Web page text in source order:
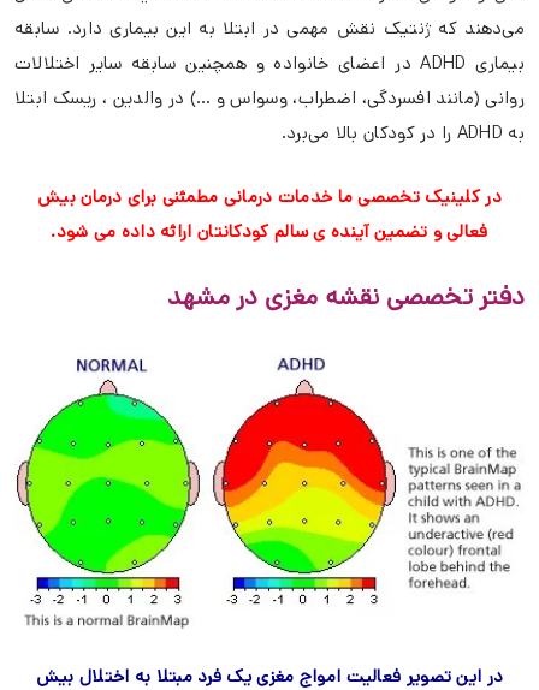
می‌دهند که ژنتیک نقش مهمی در ابتلا به این بیماری دارد. سابقه
بیماری ADHD در اعضای خانواده و همچنین سابقه سایر اختلالات
روانی (مانند افسردگی، اضطراب، وسواس و …) در والدین ، ریسک ابتلا
به ADHD را در کودکان بالا می‌برد.
در کلینیک تخصصی ما خدمات درمانی مطمئنی برای درمان بیش
فعالی و تضمین آینده ی سالم کودکانتان ارائه داده می شود.
دفتر تخصصی نقشه مغزی در مشهد
در این تصویر فعالیت امواج مغزی یک فرد مبتلا به اختلال بیش